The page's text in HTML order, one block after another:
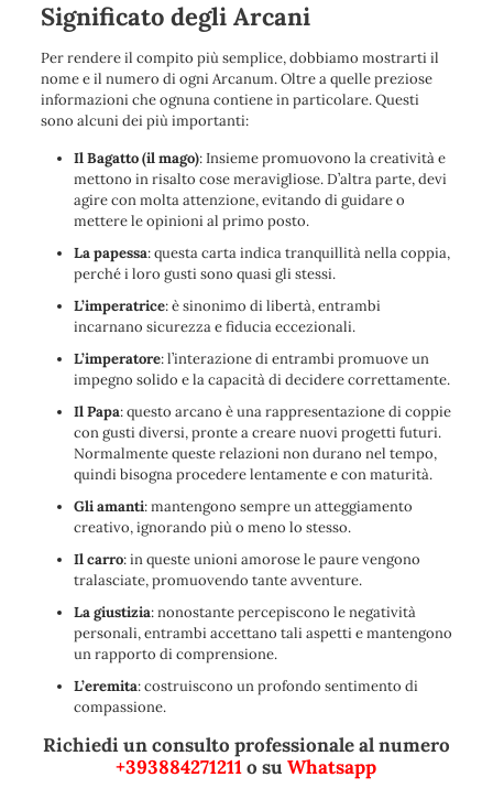
Significato degli Arcani
Per rendere il compito più semplice, dobbiamo mostrarti il ​​
nome e il numero di ogni Arcanum. Oltre a quelle preziose
informazioni che ognuna contiene in particolare. Questi
sono alcuni dei più importanti:
Il Bagatto (il mago): Insieme promuovono la creatività e
mettono in risalto cose meravigliose. D’altra parte, devi
agire con molta attenzione, evitando di guidare o
mettere le opinioni al primo posto.
La papessa: questa carta indica tranquillità nella coppia,
perché i loro gusti sono quasi gli stessi.
L’imperatrice: è sinonimo di libertà, entrambi
incarnano sicurezza e fiducia eccezionali.
L’imperatore: l’interazione di entrambi promuove un
impegno solido e la capacità di decidere correttamente.
Il Papa: questo arcano è una rappresentazione di coppie
con gusti diversi, pronte a creare nuovi progetti futuri.
Normalmente queste relazioni non durano nel tempo,
quindi bisogna procedere lentamente e con maturità.
Gli amanti: mantengono sempre un atteggiamento
creativo, ignorando più o meno lo stesso.
Il carro: in queste unioni amorose le paure vengono
tralasciate, promuovendo tante avventure.
La giustizia: nonostante percepiscono le negatività
personali, entrambi accettano tali aspetti e mantengono
un rapporto di comprensione.
L’eremita: costruiscono un profondo sentimento di
compassione.
Richiedi un consulto professionale al numero
+393884271211o suWhatsapp